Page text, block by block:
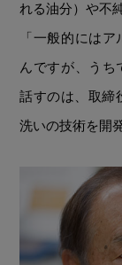
れる油分）や不
「一般的には
んですが、うち
話すのは、取締
洗いの技術を開